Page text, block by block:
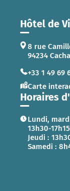
Hôtel de
8 rue
94234
+33 1 49 69
Carte
Horaires
Lundi,
13h30-17h15
Jeudi :
Samedi :